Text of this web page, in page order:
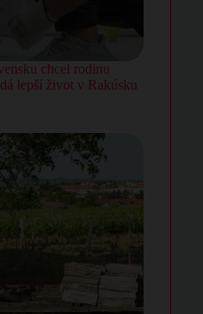
chcel rodinu
lepší život v Rakúsku